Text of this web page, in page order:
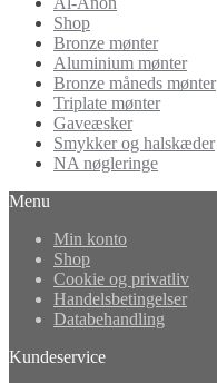
Shop
Bronze mønter
Aluminium mønter
Bronze måneds mønter
Triplate mønter
Gaveæsker
Smykker og halskæder
NA nøgleringe
Menu
Min konto
Shop
Cookie og privatliv
Handelsbetingelser
Databehandling
Kundeservice